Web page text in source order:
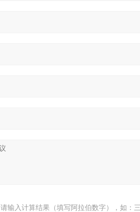
请输入计算结果（填写阿拉伯数字），如：